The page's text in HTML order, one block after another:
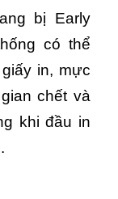
bị Early
có thể
in, mực
chết và
khi đầu in